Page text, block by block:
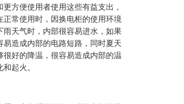
方便使用者使用这些有益支出，
正常使用时，因换电柜的使用环境
雨天气时，内部很容易进水，如果
易造成内部的电路短路，同时夏天
很好的降温，很容易造成内部的温
起火。